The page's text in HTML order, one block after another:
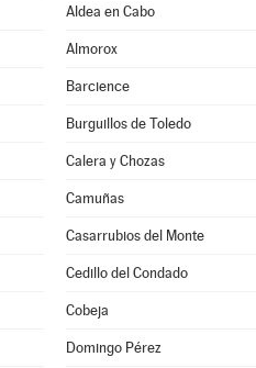
Aldea en Cabo
Almorox
Barcience
Burguillos de Toledo
Calera y Chozas
Camuñas
Casarrubios del Monte
Cedillo del Condado
Cobeja
Domingo Pérez